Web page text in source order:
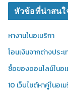
หัวข้อที่น่าสนใ
หางานในอเมริกา
โอนเงินจากต่างปร
ซื้อของออนไลน์ในอ
10 เว็บไซต์หาคู่ในอ